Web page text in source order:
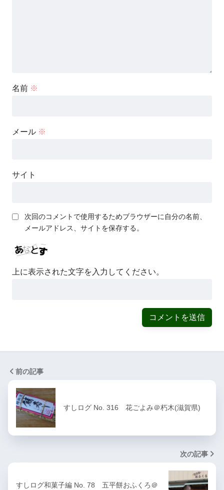
名前 ※
メール ※
サイト
次回のコメントで使用するためブラウザーに自分の名前、
メールアドレス、サイトを保存する。
上に表示された文字を入力してください。
前の記事
すしログ No. 316 花ごよみ＠朽木(滋賀県)
次の記事
すしログ和菓子編 No. 78 五平餅おふくろ＠